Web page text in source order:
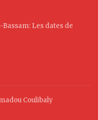
Les dates de
Coulibaly